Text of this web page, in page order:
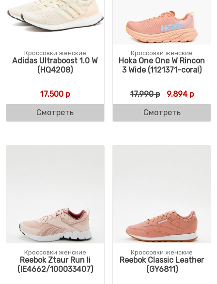
Кроссовки женские
Adidas Ultraboost 1.0 W
(HQ4208)
17.500 р
Смотреть
Кроссовки женские
Hoka One One W Rincon
3 Wide (1121371-coral)
17.990р 9.894р
Смотреть
Кроссовки женские
Reebok Ztaur Run Ii
(IE4662/100033407)
Кроссовки женские
Reebok Classic Leather
(GY6811)